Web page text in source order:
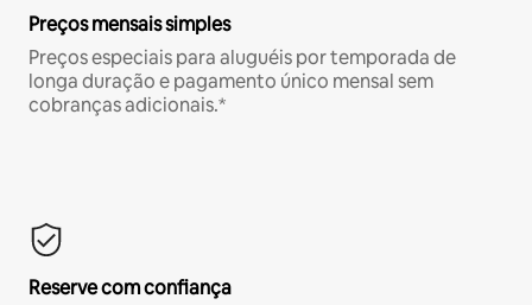
Preços mensais simples
Preços especiais para aluguéis por temporada de
longa duração e pagamento único mensal sem
cobranças adicionais.*
Reserve com confiança